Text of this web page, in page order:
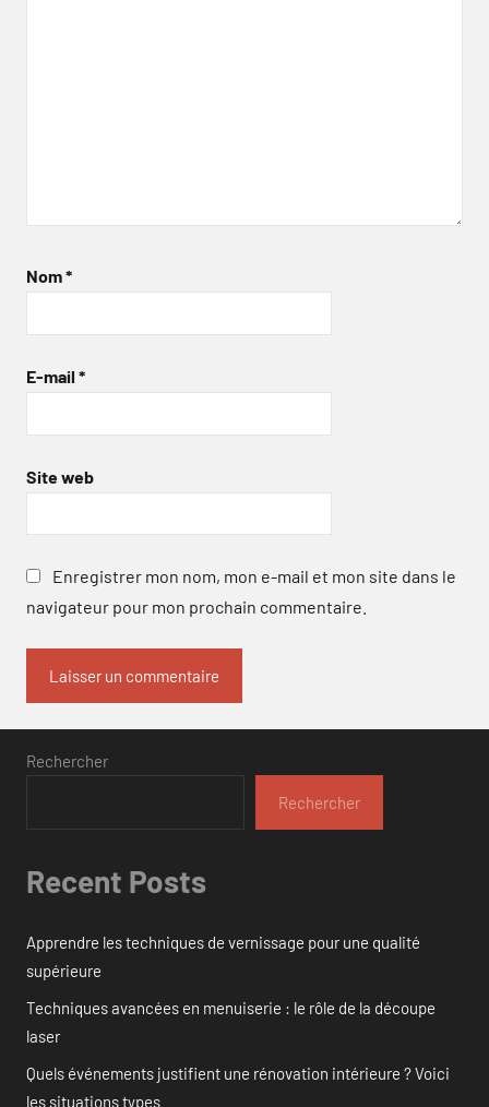
Nom*
E-mail *
Site web
Enregistrer mon nom, mon e-mail et mon site dans le
navigateur pour mon prochain commentaire.
Rechercher
Rechercher
Recent Posts
Apprendre les techniques de vernissage pour une qualité
supérieure
Techniques avancées en menuiserie : le rôle de la découpe
laser
Quels événements justifient une rénovation intérieure ? Voici
les situations types